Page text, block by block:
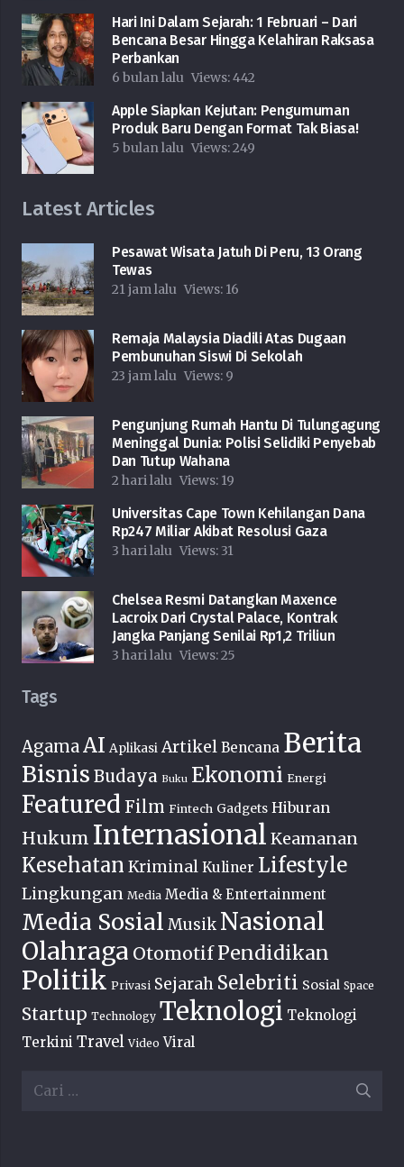
Hari Ini Dalam Sejarah: 1 Februari – Dari
Bencana Besar Hingga Kelahiran Raksasa
Perbankan
6 bulan lalu Views:442
Apple Siapkan Kejutan: Pengumuman
Produk Baru Dengan Format Tak Biasa!
5 bulan lalu Views:249
Latest Articles
Pesawat Wisata Jatuh Di Peru, 13 Orang
Tewas
21 jam lalu Views: 16
Remaja Malaysia Diadili Atas Dugaan
Pembunuhan Siswi Di Sekolah
23 jam lalu Views: 9
Pengunjung Rumah Hantu Di Tulungagung
Meninggal Dunia: Polisi Selidiki Penyebab
Dan Tutup Wahana
2 hari lalu Views: 19
Universitas Cape Town Kehilangan Dana
Rp247 Miliar Akibat Resolusi Gaza
3 hari lalu Views: 31
Chelsea Resmi Datangkan Maxence
Lacroix Dari Crystal Palace, Kontrak
Jangka Panjang Senilai Rp1,2 Triliun
3 hari lalu Views:25
Tags
AgamaAI Aplikasi Artikel Bencana Berita
Bisnis Budaya Buku Ekonomi Energi
Featured Film Fintech Gadgets Hiburan
Hukum Internasional Keamanan
Kesehatan Kriminal Kuliner Lifestyle
Lingkungan Media Media & Entertainment
Media Sosial Musik Nasional
Olahraga Otomotif Pendidikan
Politik Privasi Sejarah Selebriti Sosial Space
Startup Technology Teknologi Teknologi
Terkini Travel Video Viral
Cari